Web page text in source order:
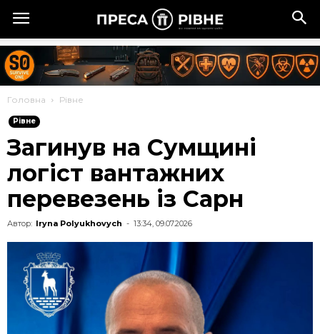
Головна Рівне
Рівне
Загинув на Сумщині
логіст вантажних
перевезень із Сарн
Автор: Iryna Polyukhovych - 13:34, 09.07.2026